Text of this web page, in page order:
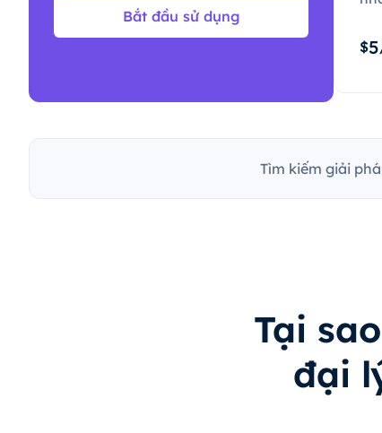
Bắt đầu sử dụng
$5
Tìm kiếm giải
Tại
đại